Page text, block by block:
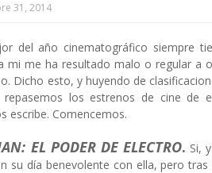
31, 2014
del año cinematográfico siempre
mi me ha resultado malo o regular a
Dicho esto, y huyendo de
los estrenos de cine de
escribe. Comencemos.
EL PODER DE ELECTRO. Si,
su día benevolente con ella, pero tras